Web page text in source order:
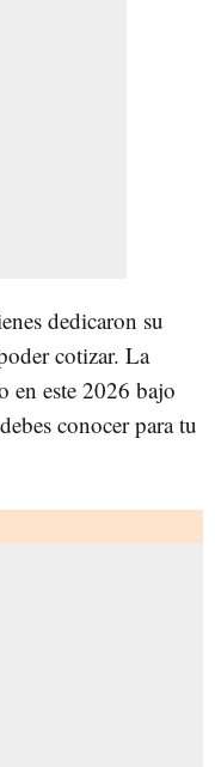
dedicaron su
cotizar. La
en este 2026 bajo
conocer para tu